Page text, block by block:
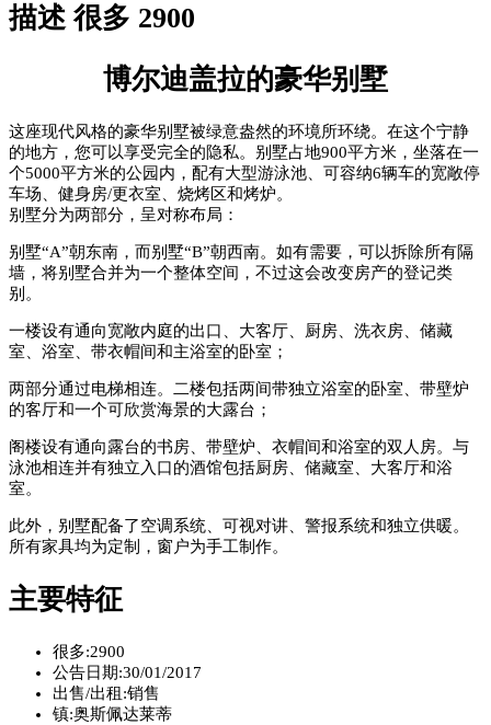
描述 很多 2900
博尔迪盖拉的豪华别墅
这座现代风格的豪华别墅被绿意盎然的环境所环绕。在这个宁静
的地方，您可以享受完全的隐私。别墅占地900平方米，坐落在一
个5000平方米的公园内，配有大型游泳池、可容纳6辆车的宽敞停
车场、健身房/更衣室、烧烤区和烤炉。
别墅分为两部分，呈对称布局：
别墅“A”朝东南，而别墅“B”朝西南。如有需要，可以拆除所有隔
墙，将别墅合并为一个整体空间，不过这会改变房产的登记类
别。
一楼设有通向宽敞内庭的出口、大客厅、厨房、洗衣房、储藏
室、浴室、带衣帽间和主浴室的卧室；
两部分通过电梯相连。二楼包括两间带独立浴室的卧室、带壁炉
的客厅和一个可欣赏海景的大露台；
阁楼设有通向露台的书房、带壁炉、衣帽间和浴室的双人房。与
泳池相连并有独立入口的酒馆包括厨房、储藏室、大客厅和浴
室。
此外，别墅配备了空调系统、可视对讲、警报系统和独立供暖。
所有家具均为定制，窗户为手工制作。
主要特征
很多:2900
公告日期:30/01/2017
出售/出租:销售
镇:奥斯佩达莱蒂